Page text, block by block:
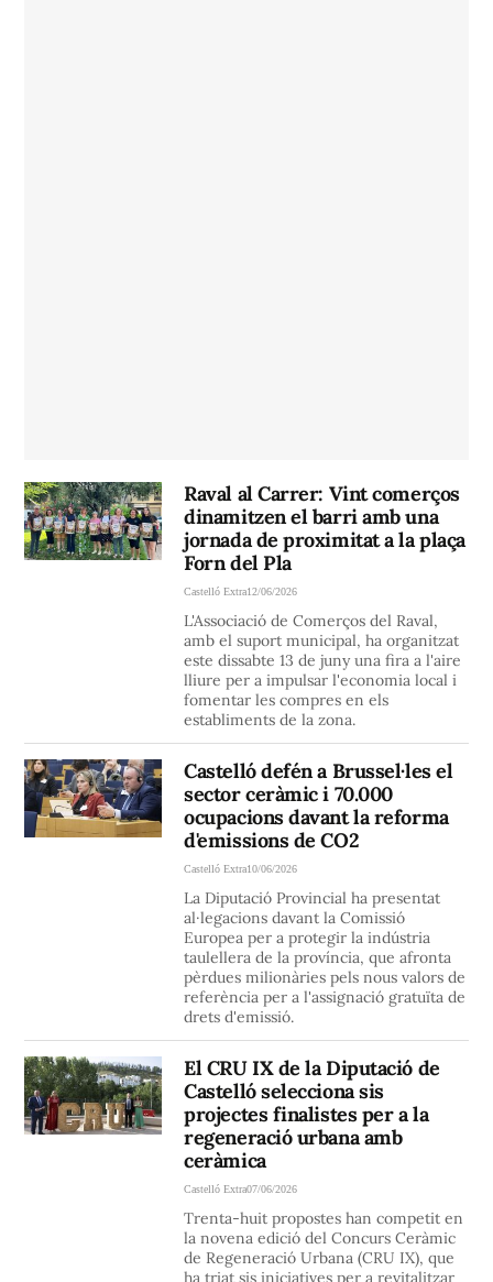
Raval al Carrer: Vint comerços
dinamitzen el barri amb una
jornada de proximitat a la plaça
Forn del Pla
Castelló Extra12/06/2026
L'Associació de Comerços del Raval,
amb el suport municipal, ha organitzat
este dissabte 13 de juny una fira a l'aire
lliure per a impulsar l'economia local i
fomentar les compres en els
establiments de la zona.
Castelló defén a Brussel·les el
sector ceràmic i 70.000
ocupacions davant la reforma
d'emissions de CO2
Castelló Extra10/06/2026
La Diputació Provincial ha presentat
al·legacions davant la Comissió
Europea per a protegir la indústria
taulellera de la província, que afronta
pèrdues milionàries pels nous valors de
referència per a l'assignació gratuïta de
drets d'emissió.
El CRU IX de la Diputació de
Castelló selecciona sis
projectes finalistes per a la
regeneració urbana amb
ceràmica
Castelló Extra07/06/2026
Trenta-huit propostes han competit en
la novena edició del Concurs Ceràmic
de Regeneració Urbana (CRU IX), que
ha triat sis iniciatives per a revitalitzar